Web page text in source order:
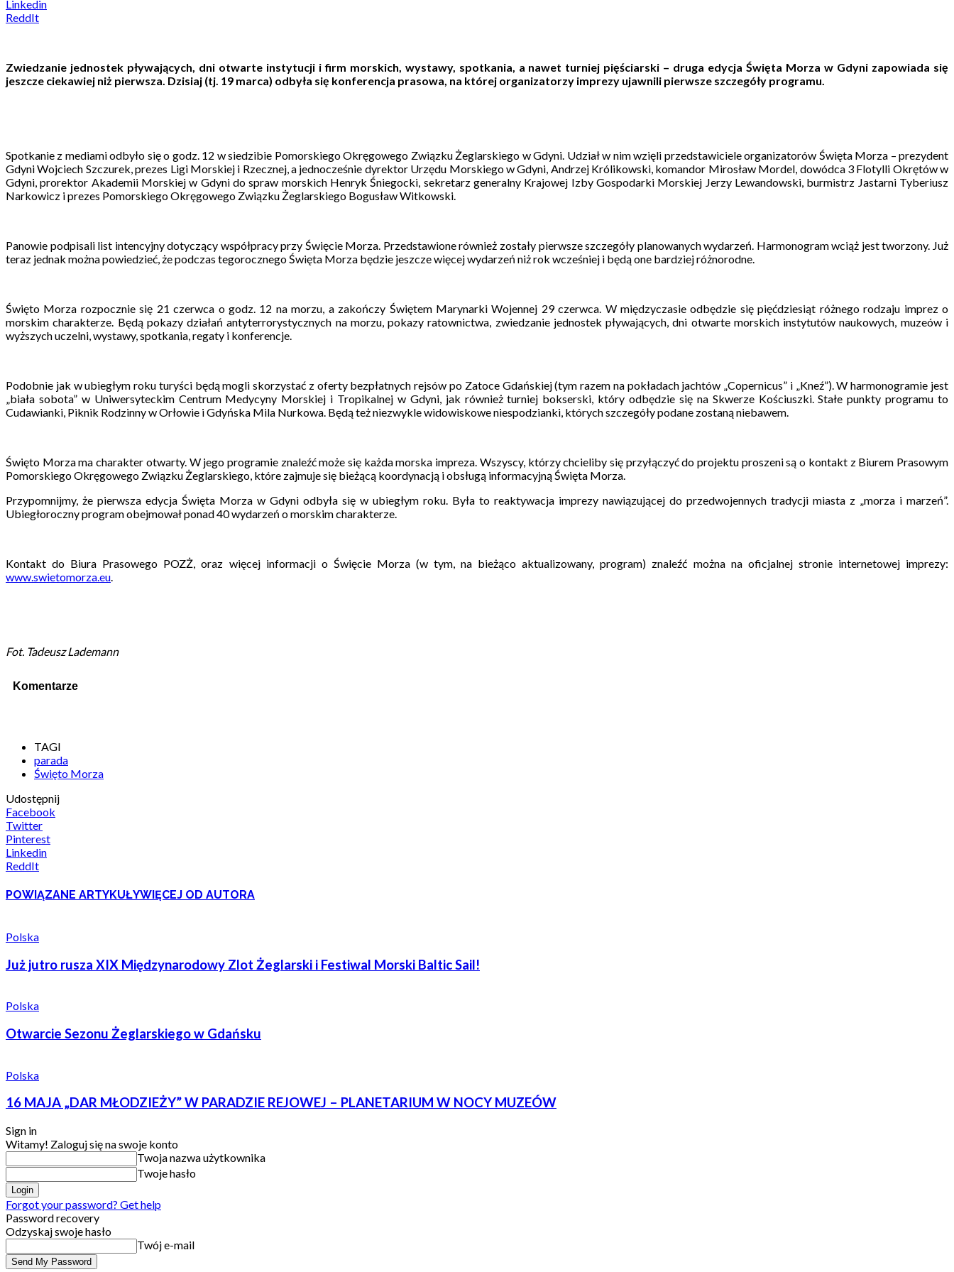
Linkedin
ReddIt
Zwiedzanie jednostek pływających, dni otwarte instytucji i firm morskich, wystawy, spotkania, a nawet turniej pięściarski – druga edycja Święta Morza w Gdyni zapowiada się
jeszcze ciekawiej niż pierwsza. Dzisiaj (tj. 19 marca) odbyła się konferencja prasowa, na której organizatorzy imprezy ujawnili pierwsze szczegóły programu.
Spotkanie z mediami odbyło się o godz. 12 w siedzibie Pomorskiego Okręgowego Związku Żeglarskiego w Gdyni. Udział w nim wzięli przedstawiciele organizatorów Święta Morza – prezydent
Gdyni Wojciech Szczurek, prezes Ligi Morskiej i Rzecznej, a jednocześnie dyrektor Urzędu Morskiego w Gdyni, Andrzej Królikowski, komandor Mirosław Mordel, dowódca 3 Flotylli Okrętów w
Gdyni, prorektor Akademii Morskiej w Gdyni do spraw morskich Henryk Śniegocki, sekretarz generalny Krajowej Izby Gospodarki Morskiej Jerzy Lewandowski, burmistrz Jastarni Tyberiusz
Narkowicz i prezes Pomorskiego Okręgowego Związku Żeglarskiego Bogusław Witkowski.
Panowie podpisali list intencyjny dotyczący współpracy przy Święcie Morza. Przedstawione również zostały pierwsze szczegóły planowanych wydarzeń. Harmonogram wciąż jest tworzony. Już
teraz jednak można powiedzieć, że podczas tegorocznego Święta Morza będzie jeszcze więcej wydarzeń niż rok wcześniej i będą one bardziej różnorodne.
Święto Morza rozpocznie się 21 czerwca o godz. 12 na morzu, a zakończy Świętem Marynarki Wojennej 29 czerwca. W międzyczasie odbędzie się pięćdziesiąt różnego rodzaju imprez o
morskim charakterze. Będą pokazy działań antyterrorystycznych na morzu, pokazy ratownictwa, zwiedzanie jednostek pływających, dni otwarte morskich instytutów naukowych, muzeów i
wyższych uczelni, wystawy, spotkania, regaty i konferencje.
Podobnie jak w ubiegłym roku turyści będą mogli skorzystać z oferty bezpłatnych rejsów po Zatoce Gdańskiej (tym razem na pokładach jachtów „Copernicus” i „Kneź”). W harmonogramie jest
„biała sobota” w Uniwersyteckim Centrum Medycyny Morskiej i Tropikalnej w Gdyni, jak również turniej bokserski, który odbędzie się na Skwerze Kościuszki. Stałe punkty programu to
Cudawianki, Piknik Rodzinny w Orłowie i Gdyńska Mila Nurkowa. Będą też niezwykle widowiskowe niespodzianki, których szczegóły podane zostaną niebawem.
Święto Morza ma charakter otwarty. W jego programie znaleźć może się każda morska impreza. Wszyscy, którzy chcieliby się przyłączyć do projektu proszeni są o kontakt z Biurem Prasowym
Pomorskiego Okręgowego Związku Żeglarskiego, które zajmuje się bieżącą koordynacją i obsługą informacyjną Święta Morza.
Przypomnijmy, że pierwsza edycja Święta Morza w Gdyni odbyła się w ubiegłym roku. Była to reaktywacja imprezy nawiązującej do przedwojennych tradycji miasta z „morza i marzeń”.
Ubiegłoroczny program obejmował ponad 40 wydarzeń o morskim charakterze.
Kontakt do Biura Prasowego POZŻ, oraz więcej informacji o Święcie Morza (w tym, na bieżąco aktualizowany, program) znaleźć można na oficjalnej stronie internetowej imprezy:
www.swietomorza.eu.
Fot. Tadeusz Lademann
Komentarze
TAGI
parada
Święto Morza
Udostępnij
Facebook
Twitter
Pinterest
Linkedin
ReddIt
POWIĄZANE ARTYKUŁYWIĘCEJ OD AUTORA
Polska
Już jutro rusza XIX Międzynarodowy Zlot Żeglarski i Festiwal Morski Baltic Sail!
Polska
Otwarcie Sezonu Żeglarskiego w Gdańsku
Polska
16 MAJA „DAR MŁODZIEŻY” W PARADZIE REJOWEJ – PLANETARIUM W NOCY MUZEÓW
Sign in
Witamy! Zaloguj się na swoje konto
Twoja nazwa użytkownika
Twoje hasło
Forgot your password? Get help
Password recovery
Odzyskaj swoje hasło
Twój e-mail